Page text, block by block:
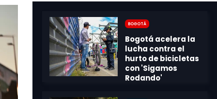
Bogotá